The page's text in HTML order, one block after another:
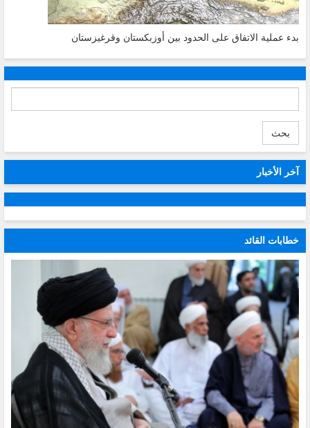
بدء عملية الاتفاق على الحدود بين أوزبكستان وقرغيزستان
بحث
آخر الأخبار
خطابات القائد